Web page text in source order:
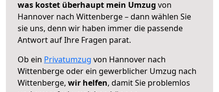
was kostet überhaupt mein Umzug von
Hannover nach Wittenberge – dann wählen Sie
sie uns, denn wir haben immer die passende
Antwort auf Ihre Fragen parat.
Ob ein Privatumzug von Hannover nach
Wittenberge oder ein gewerblicher Umzug nach
Wittenberge, wir helfen, damit Sie problemlos